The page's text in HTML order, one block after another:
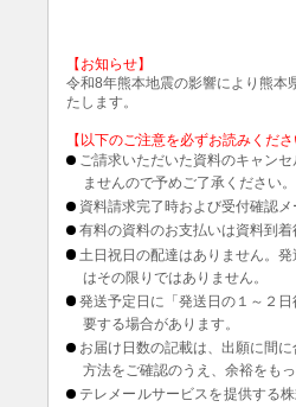
【お知らせ】
令和8年熊本地震の影響により熊本
たします。
【以下のご注意を必ずお読みくださ
ご請求いただいた資料のキャン
ませんので予めご了承ください。
資料請求完了時および受付確認
有料の資料のお支払いは資料到
土日祝日の配達はありません。
はその限りではありません。
発送予定日に「発送日の１～２
要する場合があります。
お届け日数の記載は、出願に間
方法をご確認のうえ、余裕をも
テレメールサービスを提供する